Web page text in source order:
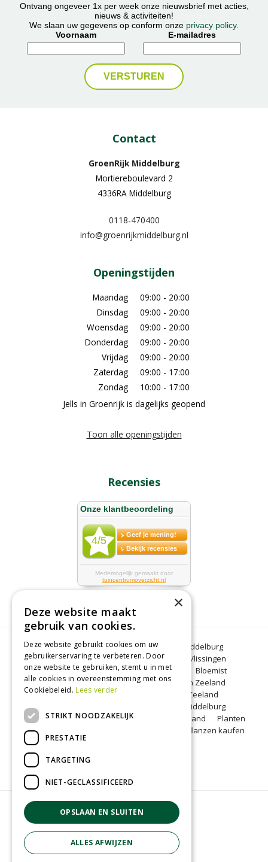
Ontvang ongeveer 1x per week onze nieuwsbrief met acties,
nieuws & activiteiten!
We slaan uw gegevens op conform onze privacy policy.
Voornaam
E-mailadres
Contact
GroenRijk Middelburg​
Mortiereboulevard 2
4336RA Middelburg
0118-470400
info@groenrijkmiddelburg.nl
Openingstijden
Maandag
09:00 - 20:00
Dinsdag
09:00 - 20:00
Woensdag
09:00 - 20:00
Donderdag
09:00 - 20:00
Vrijdag
09:00 - 20:00
Zaterdag
09:00 - 17:00
Zondag
10:00 - 17:00
Jells in Groenrijk is dagelijks geopend
Toon alle openingstijden
Recensies
Bloemen Middelburg
Dierenwinkel Middelburg
Kerstbomen Middelburg
Tuincentrum Vlissingen
Tuincentrum Zeeland
Gartencenter
Bloemist
Middelburg
BBQ Zeeland
Tuinplanten Zeeland
Koopzondag Middelburg
Barbecue Zeeland
Woonwinkel Middelburg
Tuincentrum Middelburg
Koopzondag Zeeland
Planten
kopen Middelburg
Pflanzen kaufen
© Groenrijk Middelburg
Green Solutions
Tuincentrum Overzicht
Privacy policy
×
Deze website maakt
gebruik van cookies.
Deze website gebruikt cookies om uw
gebruikerservaring te verbeteren. Door
onze website te gebruiken, stemt u in met
alle cookies in overeenstemming met ons
Cookiebeleid.Lees verder
STRIKT NOODZAKELIJK
PRESTATIE
TARGETING
NIET-GECLASSIFICEERD
OPSLAAN EN SLUITEN
ALLES AFWIJZEN